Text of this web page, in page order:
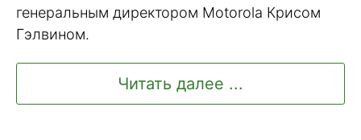
генеральным директором Motorola Крисом
Гэлвином.
Читать далее ...